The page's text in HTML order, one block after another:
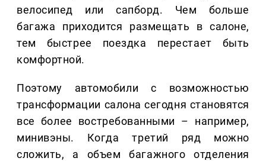
велосипед или сапборд. Чем больше
багажа приходится размещать в салоне,
тем быстрее поездка перестает быть
комфортной.
Поэтому автомобили с возможностью
трансформации салона сегодня становятся
все более востребованными – например,
минивэны. Когда третий ряд можно
сложить, а объем багажного отделения